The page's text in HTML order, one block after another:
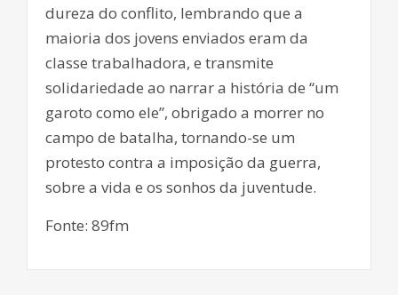
dureza do conflito, lembrando que a
maioria dos jovens enviados eram da
classe trabalhadora, e transmite
solidariedade ao narrar a história de “um
garoto como ele”, obrigado a morrer no
campo de batalha, tornando-se um
protesto contra a imposição da guerra,
sobre a vida e os sonhos da juventude.
Fonte: 89fm